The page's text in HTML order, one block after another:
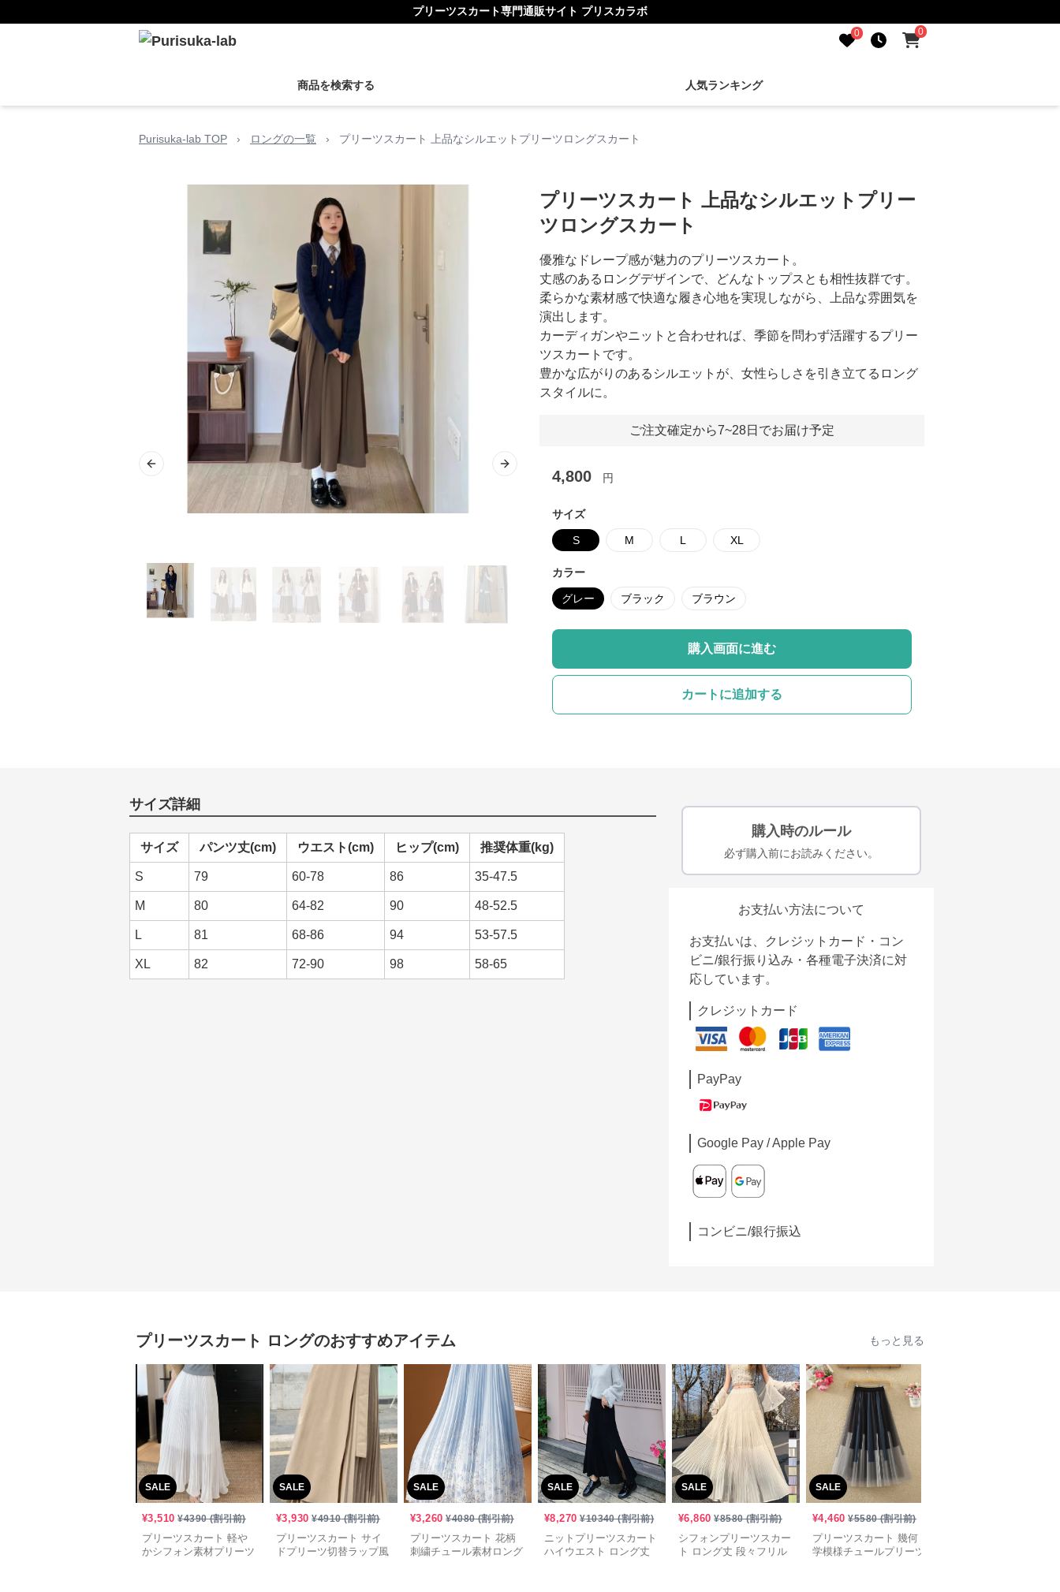
プリーツスカート専門通販サイト プリスカラボ
0 0
商品を検索する 人気ランキング
Purisuka-lab TOP › ロングの一覧 › プリーツスカート 上品なシルエットプリーツロングスカート
Previous slide Next slide
プリーツスカート 上品なシルエットプリー
ツロングスカート
優雅なドレープ感が魅力のプリーツスカート。
丈感のあるロングデザインで、どんなトップスとも相性抜群です。
柔らかな素材感で快適な履き心地を実現しながら、上品な雰囲気を
演出します。
カーディガンやニットと合わせれば、季節を問わず活躍するプリー
ツスカートです。
豊かな広がりのあるシルエットが、女性らしさを引き立てるロング
スタイルに。
ご注文確定から7~28日でお届け予定
4,800 円
サイズ
S M L XL
カラー
グレー ブラック ブラウン
購入画面に進む
カートに追加する
サイズ詳細
サイズ パンツ丈(cm) ウエスト(cm) ヒップ(cm) 推奨体重(kg)
S 79 60-78 86 35-47.5
M 80 64-82 90 48-52.5
L 81 68-86 94 53-57.5
XL 82 72-90 98 58-65
購入時のルール
必ず購入前にお読みください。
お支払い方法について
お支払いは、クレジットカード・コン
ビニ/銀行振り込み・各種電子決済に対
応しています。
クレジットカード
PayPay
Google Pay / Apple Pay
コンビニ/銀行振込
プリーツスカート ロングのおすすめアイテム もっと見る
SALE
¥3,510 ¥4390(割引前)
プリーツスカート 軽や
かシフォン素材プリーツ
SALE
¥3,930 ¥4910(割引前)
プリーツスカート サイ
ドプリーツ切替ラップ風
SALE
¥3,260 ¥4080(割引前)
プリーツスカート 花柄
刺繍チュール素材ロング
SALE
¥8,270 ¥10340(割引前)
ニットプリーツスカート
ハイウエスト ロング丈
SALE
¥6,860 ¥8580(割引前)
シフォンプリーツスカー
ト ロング丈 段々フリル
SALE
¥4,460 ¥5580(割引前)
プリーツスカート 幾何
学模様チュールプリーツ